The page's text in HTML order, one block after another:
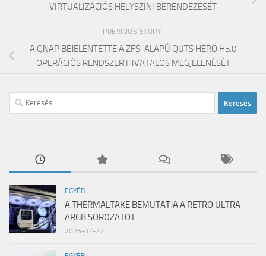
VIRTUALIZÁCIÓS HELYSZÍNI BERENDEZÉSÉT
PREVIOUS STORY
A QNAP BEJELENTETTE A ZFS-ALAPÚ QUTS HERO H5.0
OPERÁCIÓS RENDSZER HIVATALOS MEGJELENÉSÉT
Keresés:
EGYÉB
A THERMALTAKE BEMUTATJA A RETRO ULTRA
ARGB SOROZATOT
2026-07-27